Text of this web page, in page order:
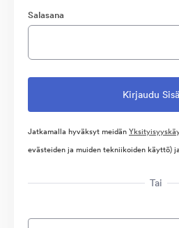
Salasana
Jatkamalla hyväksyt meidän
evästeiden ja muiden tekniikoiden käyttö) ja
Tai